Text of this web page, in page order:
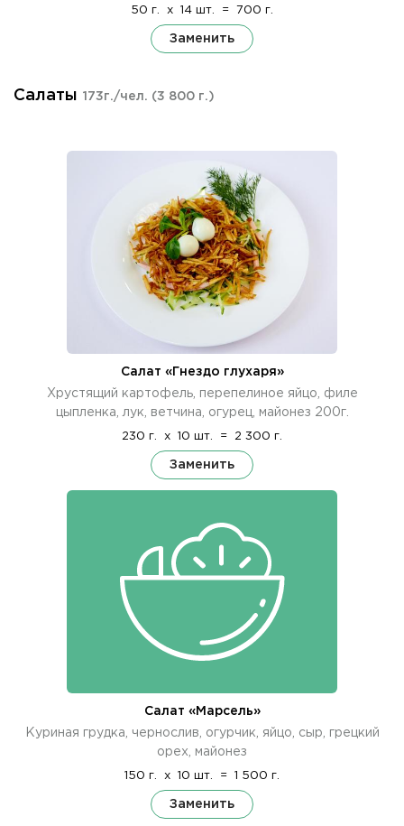
50 г. x 14 шт. = 700 г.
Заменить
Салаты 173г./чел. (3 800 г.)
Салат «Гнездо глухаря»
Хрустящий картофель, перепелиное яйцо, филе
цыпленка, лук, ветчина, огурец, майонез 200г.
230 г. x 10 шт. = 2 300 г.
Заменить
Салат «Марсель»
Куриная грудка, чернослив, огурчик, яйцо, сыр, грецкий
орех, майонез
150 г. x 10 шт. = 1 500 г.
Заменить